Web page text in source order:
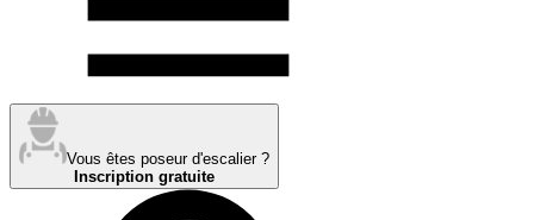
Vous êtes poseur d'escalier ?
Inscription gratuite